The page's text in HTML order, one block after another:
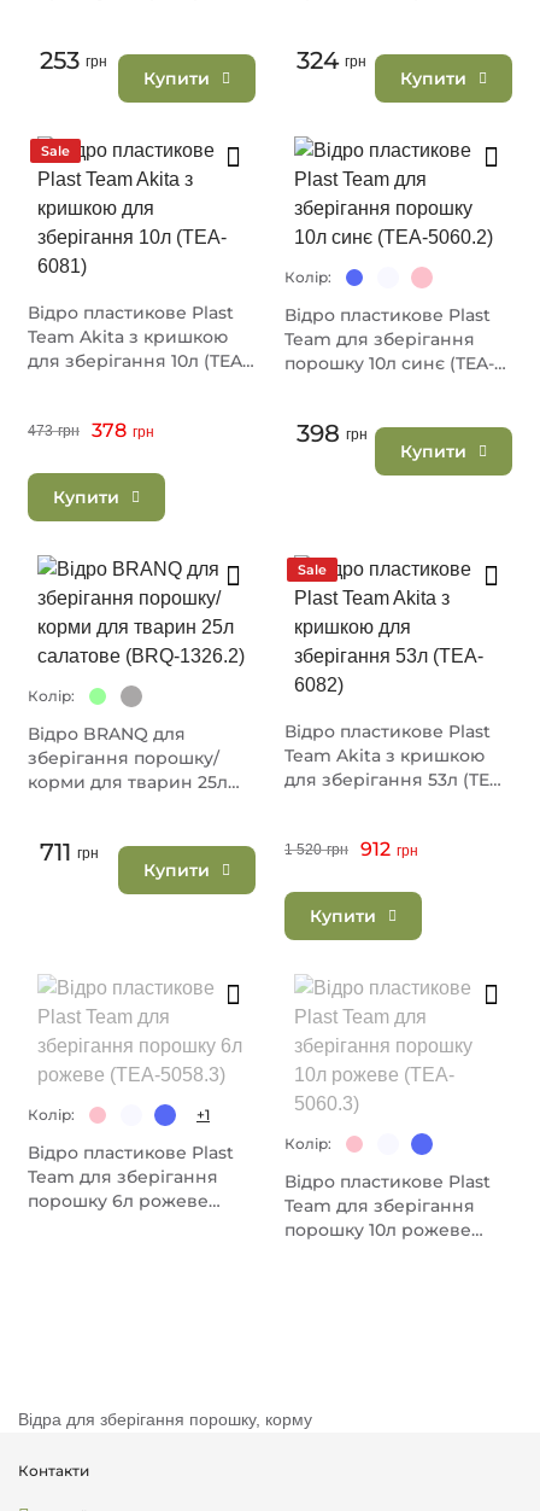
253 грн
Купити
324 грн
Купити
Sale
Відро пластикове Plast
Team Akita з кришкою
для зберігання 10л (TEA-
473 грн 378 грн
Купити
Колір:
Відро пластикове Plast
Team для зберігання
порошку 10л синє (TEA-
398 грн
Купити
Колір:
Відро BRANQ для
зберігання порошку/
корми для тварин 25л
711 грн
Купити
Sale
Відро пластикове Plast
Team Akita з кришкою
для зберігання 53л (TEA-
1 520 грн 912 грн
Купити
Колір: +1
Відро пластикове Plast
Team для зберігання
порошку 6л рожеве
Колір:
Відро пластикове Plast
Team для зберігання
порошку 10л рожеве
Відра для зберігання порошку, корму
Контакти